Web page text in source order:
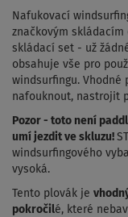
Nafukovací
značkovým skládacím
skládací set - už
obsahuje vše pro
windsurfingu. Vhodné
nafouknout, nastrojit
Pozor - toto není
umí jezdit ve skluzu!
windsurfingového
vysoká.
Tento plovák je
pokročilé, které